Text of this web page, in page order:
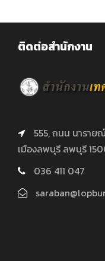
ติดต่อสำนักงาน
555, ถนน นาราย
เมืองลพบุรี ลพบุรี
036 411 047